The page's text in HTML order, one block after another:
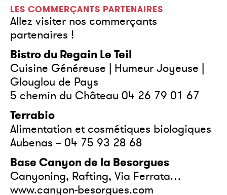
LES COMMERÇANTS PARTENAIRES
Allez visiter nos commerçants
partenaires !
Bistro du Regain Le Teil
Cuisine Généreuse | Humeur Joyeuse |
Glouglou de Pays
5 chemin du Château 04 26 79 01 67
Terrabio
Alimentation et cosmétiques biologiques
Aubenas – 04 75 93 28 68
Base Canyon de la Besorgues
Canyoning, Rafting, Via Ferrata…
www.canyon-besorgues.com